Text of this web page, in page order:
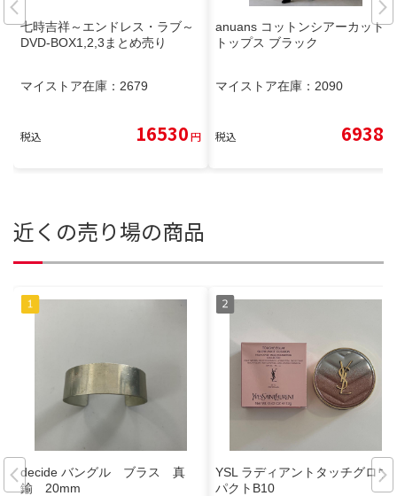
七時吉祥～エンドレス・ラブ～
DVD-BOX1,2,3まとめ売り
マイストア在庫： 2679
税込 16530円
anuans コットンシアーカット
トップス ブラック
マイストア在庫： 2090
税込 6938
近くの売り場の商品
decide バングル ブラス 真
鍮 20mm
YSL ラディアントタッチグロウ
パクトB10